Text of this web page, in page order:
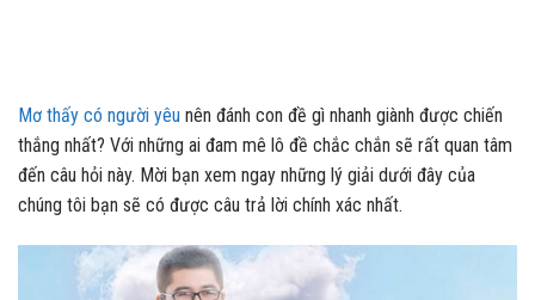
Mơ thấy có người yêu nên đánh con đề gì nhanh giành được chiến
thắng nhất? Với những ai đam mê lô đề chắc chắn sẽ rất quan tâm
đến câu hỏi này. Mời bạn xem ngay những lý giải dưới đây của
chúng tôi bạn sẽ có được câu trả lời chính xác nhất.